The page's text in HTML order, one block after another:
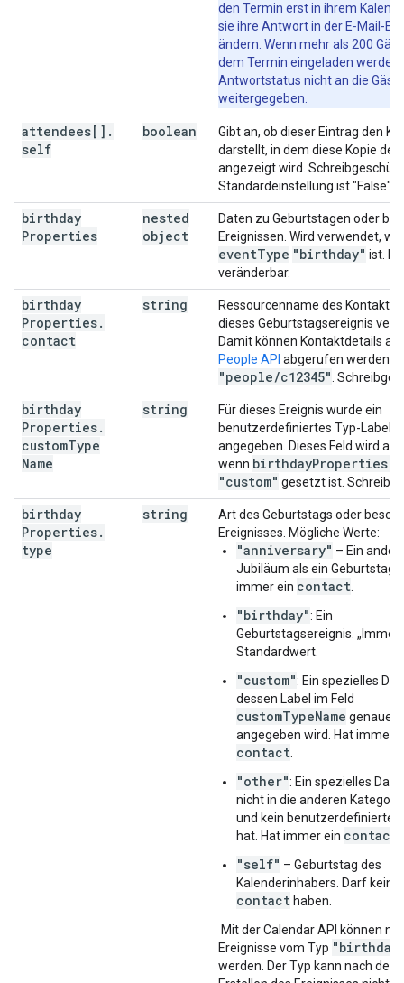
,
,
],
"birthdayProperties"
string
},
"eventType"
string
den Termin erst in ihrem
sie ihre Antwort in der E‑Mail-
ändern. Wenn mehr als 200
dem Termin eingeladen
Antwortstatus nicht an die Gäste
weitergegeben.
attendees[] .
self
boolean
Gibt an, ob dieser Eintrag den
darstellt, in dem diese Kopie
angezeigt wird.
Standardeinstellung ist "False".
birthday
Properties
nested
object
Daten zu Geburtstagen oder
Ereignissen. Wird verwendet,
eventType "birthday" ist.
veränderbar.
birthday
Properties.
contact
string
Ressourcenname des Kontakts,
dieses Geburtstagsereignis
Damit können Kontaktdetails
People API abgerufen werden.
"people/c12345" .
birthday
Properties.
customType
Name
string
Für dieses Ereignis wurde ein
benutzerdefiniertes Typ-Label
angegeben. Dieses Feld wird
wenn birthdayProperties
"custom" gesetzt ist.
birthday
Properties.
type
string
Art des Geburtstags oder
Ereignisses. Mögliche Werte:
"anniversary" – Ein
Jubiläum als ein Geburtstag.
immer ein contact
"birthday": Ein
Geburtstagsereignis.
Standardwert.
"custom": Ein spezielles
dessen Label im Feld
customTypeName genauer
angegeben wird. Hat immer
contact
"other": Ein spezielles
nicht in die anderen
und kein benutzerdefiniertes
hat. Hat immer ein contact
"self" – Geburtstag des
Kalenderinhabers. Darf keine
contact haben.
Mit der Calendar API können nur
Ereignisse vom Typ
werden. Der Typ kann nach dem